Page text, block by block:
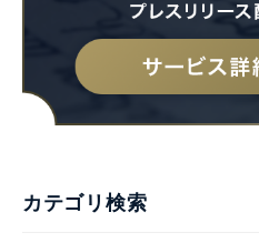
カテゴリ検索